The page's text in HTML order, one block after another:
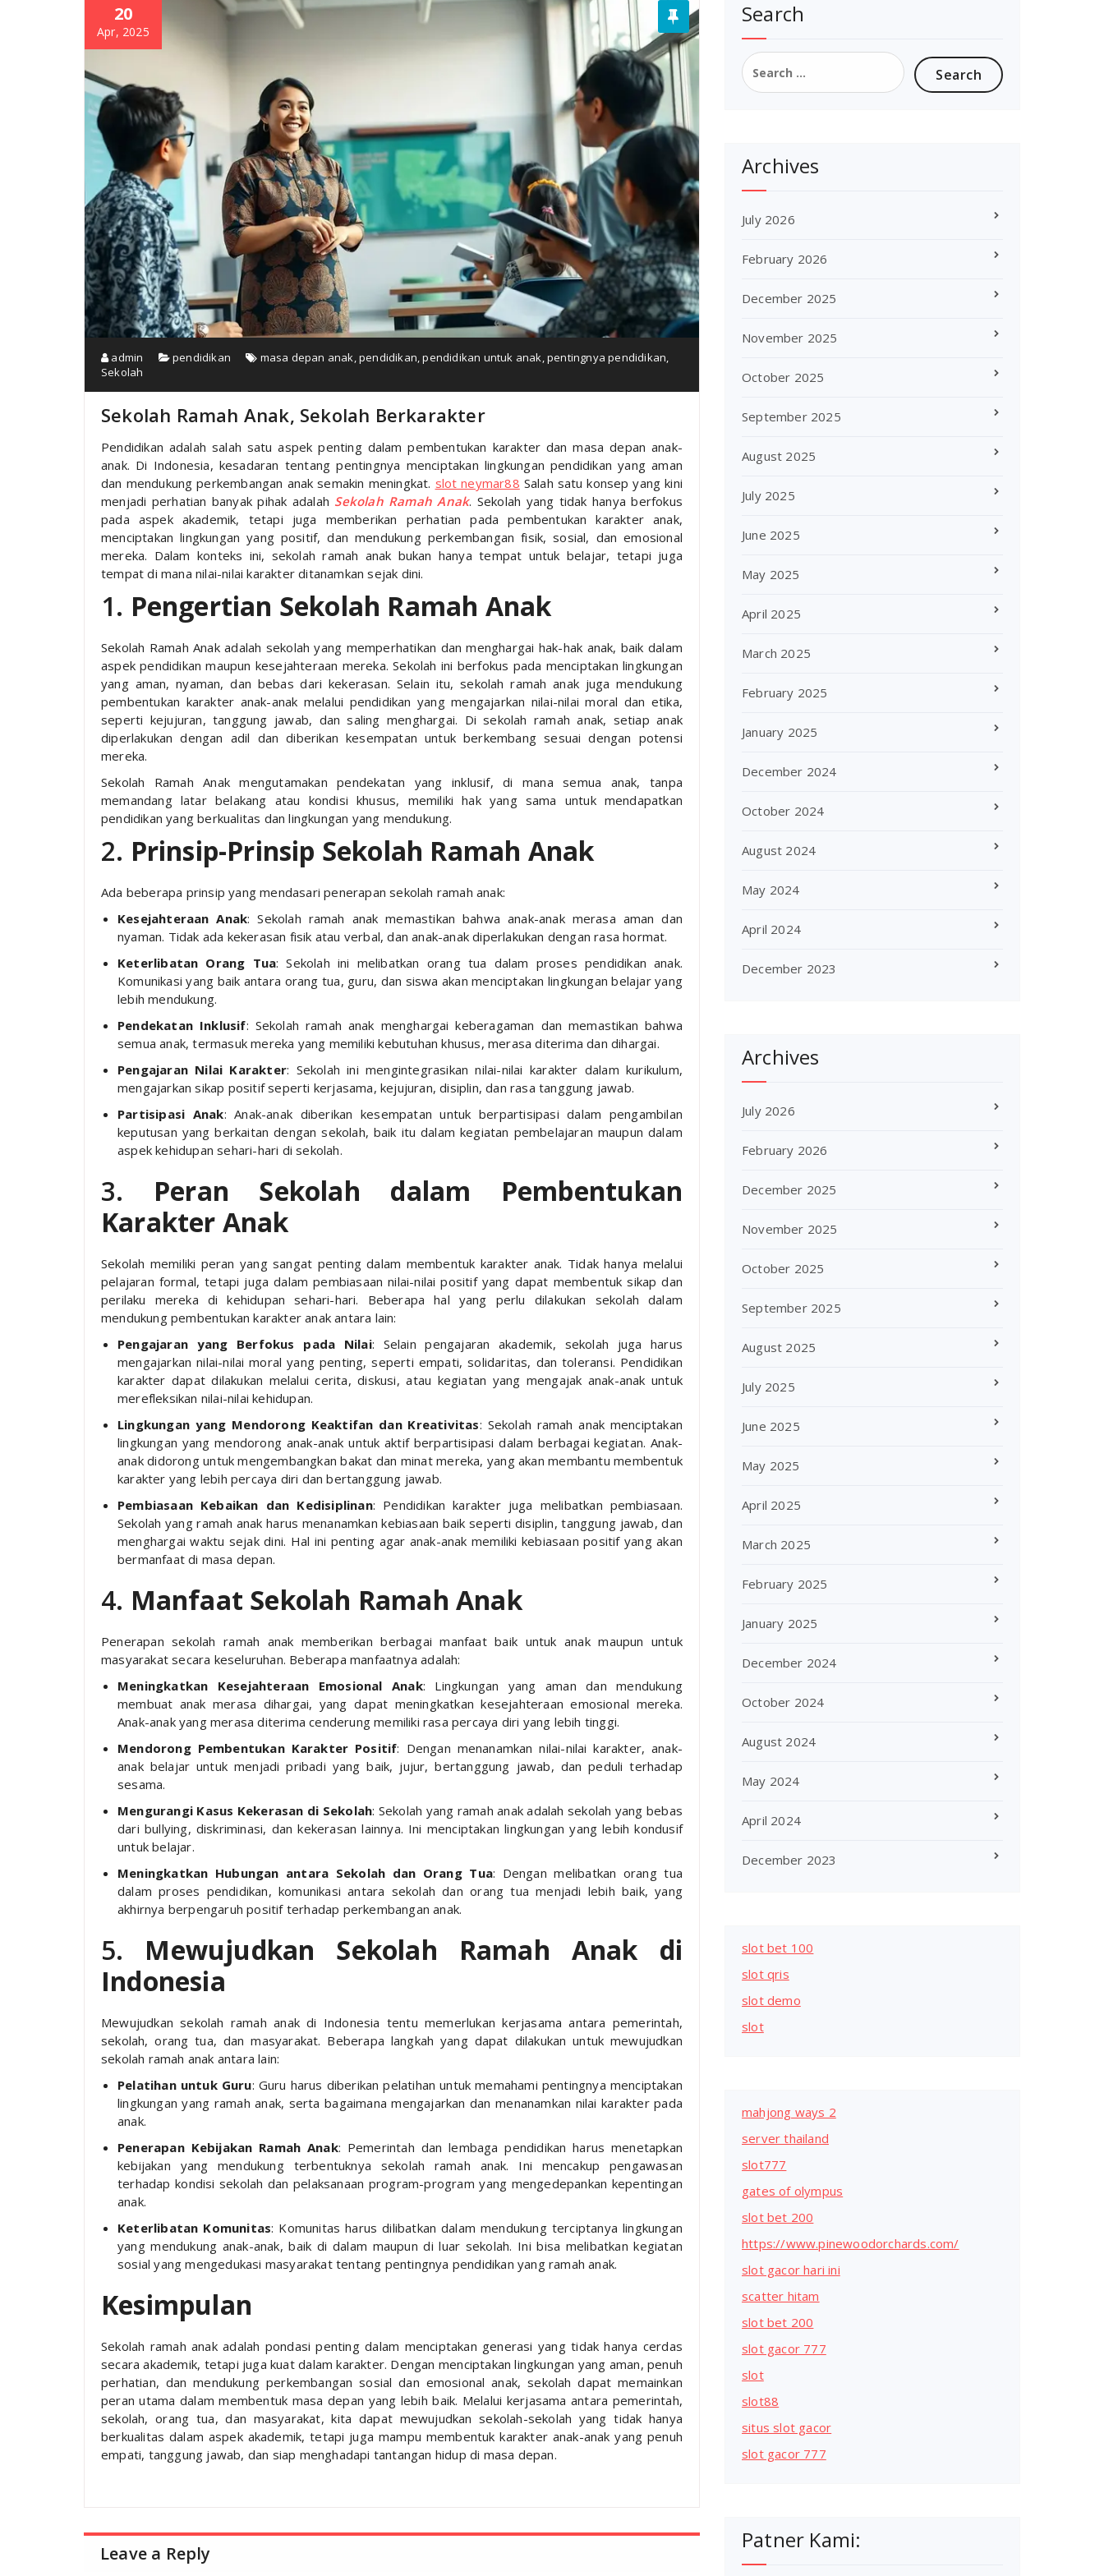
20
Apr, 2025
admin pendidikan masa depan anak,pendidikan,pendidikan untuk anak,pentingnya pendidikan,
Sekolah
Sekolah Ramah Anak, Sekolah Berkarakter
Pendidikan adalah salah satu aspek penting dalam pembentukan karakter dan masa depan anak-
anak. Di Indonesia, kesadaran tentang pentingnya menciptakan lingkungan pendidikan yang aman
dan mendukung perkembangan anak semakin meningkat. slot neymar88 Salah satu konsep yang kini
menjadi perhatian banyak pihak adalah Sekolah Ramah Anak. Sekolah yang tidak hanya berfokus
pada aspek akademik, tetapi juga memberikan perhatian pada pembentukan karakter anak,
menciptakan lingkungan yang positif, dan mendukung perkembangan fisik, sosial, dan emosional
mereka. Dalam konteks ini, sekolah ramah anak bukan hanya tempat untuk belajar, tetapi juga
tempat di mana nilai-nilai karakter ditanamkan sejak dini.
1. Pengertian Sekolah Ramah Anak
Sekolah Ramah Anak adalah sekolah yang memperhatikan dan menghargai hak-hak anak, baik dalam
aspek pendidikan maupun kesejahteraan mereka. Sekolah ini berfokus pada menciptakan lingkungan
yang aman, nyaman, dan bebas dari kekerasan. Selain itu, sekolah ramah anak juga mendukung
pembentukan karakter anak-anak melalui pendidikan yang mengajarkan nilai-nilai moral dan etika,
seperti kejujuran, tanggung jawab, dan saling menghargai. Di sekolah ramah anak, setiap anak
diperlakukan dengan adil dan diberikan kesempatan untuk berkembang sesuai dengan potensi
mereka.
Sekolah Ramah Anak mengutamakan pendekatan yang inklusif, di mana semua anak, tanpa
memandang latar belakang atau kondisi khusus, memiliki hak yang sama untuk mendapatkan
pendidikan yang berkualitas dan lingkungan yang mendukung.
2. Prinsip-Prinsip Sekolah Ramah Anak
Ada beberapa prinsip yang mendasari penerapan sekolah ramah anak:
Kesejahteraan Anak: Sekolah ramah anak memastikan bahwa anak-anak merasa aman dan
nyaman. Tidak ada kekerasan fisik atau verbal, dan anak-anak diperlakukan dengan rasa hormat.
Keterlibatan Orang Tua: Sekolah ini melibatkan orang tua dalam proses pendidikan anak.
Komunikasi yang baik antara orang tua, guru, dan siswa akan menciptakan lingkungan belajar yang
lebih mendukung.
Pendekatan Inklusif: Sekolah ramah anak menghargai keberagaman dan memastikan bahwa
semua anak, termasuk mereka yang memiliki kebutuhan khusus, merasa diterima dan dihargai.
Pengajaran Nilai Karakter: Sekolah ini mengintegrasikan nilai-nilai karakter dalam kurikulum,
mengajarkan sikap positif seperti kerjasama, kejujuran, disiplin, dan rasa tanggung jawab.
Partisipasi Anak: Anak-anak diberikan kesempatan untuk berpartisipasi dalam pengambilan
keputusan yang berkaitan dengan sekolah, baik itu dalam kegiatan pembelajaran maupun dalam
aspek kehidupan sehari-hari di sekolah.
3. Peran Sekolah dalam Pembentukan
Karakter Anak
Sekolah memiliki peran yang sangat penting dalam membentuk karakter anak. Tidak hanya melalui
pelajaran formal, tetapi juga dalam pembiasaan nilai-nilai positif yang dapat membentuk sikap dan
perilaku mereka di kehidupan sehari-hari. Beberapa hal yang perlu dilakukan sekolah dalam
mendukung pembentukan karakter anak antara lain:
Pengajaran yang Berfokus pada Nilai: Selain pengajaran akademik, sekolah juga harus
mengajarkan nilai-nilai moral yang penting, seperti empati, solidaritas, dan toleransi. Pendidikan
karakter dapat dilakukan melalui cerita, diskusi, atau kegiatan yang mengajak anak-anak untuk
merefleksikan nilai-nilai kehidupan.
Lingkungan yang Mendorong Keaktifan dan Kreativitas: Sekolah ramah anak menciptakan
lingkungan yang mendorong anak-anak untuk aktif berpartisipasi dalam berbagai kegiatan. Anak-
anak didorong untuk mengembangkan bakat dan minat mereka, yang akan membantu membentuk
karakter yang lebih percaya diri dan bertanggung jawab.
Pembiasaan Kebaikan dan Kedisiplinan: Pendidikan karakter juga melibatkan pembiasaan.
Sekolah yang ramah anak harus menanamkan kebiasaan baik seperti disiplin, tanggung jawab, dan
menghargai waktu sejak dini. Hal ini penting agar anak-anak memiliki kebiasaan positif yang akan
bermanfaat di masa depan.
4. Manfaat Sekolah Ramah Anak
Penerapan sekolah ramah anak memberikan berbagai manfaat baik untuk anak maupun untuk
masyarakat secara keseluruhan. Beberapa manfaatnya adalah:
Meningkatkan Kesejahteraan Emosional Anak: Lingkungan yang aman dan mendukung
membuat anak merasa dihargai, yang dapat meningkatkan kesejahteraan emosional mereka.
Anak-anak yang merasa diterima cenderung memiliki rasa percaya diri yang lebih tinggi.
Mendorong Pembentukan Karakter Positif: Dengan menanamkan nilai-nilai karakter, anak-
anak belajar untuk menjadi pribadi yang baik, jujur, bertanggung jawab, dan peduli terhadap
sesama.
Mengurangi Kasus Kekerasan di Sekolah: Sekolah yang ramah anak adalah sekolah yang bebas
dari bullying, diskriminasi, dan kekerasan lainnya. Ini menciptakan lingkungan yang lebih kondusif
untuk belajar.
Meningkatkan Hubungan antara Sekolah dan Orang Tua: Dengan melibatkan orang tua
dalam proses pendidikan, komunikasi antara sekolah dan orang tua menjadi lebih baik, yang
akhirnya berpengaruh positif terhadap perkembangan anak.
5. Mewujudkan Sekolah Ramah Anak di
Indonesia
Mewujudkan sekolah ramah anak di Indonesia tentu memerlukan kerjasama antara pemerintah,
sekolah, orang tua, dan masyarakat. Beberapa langkah yang dapat dilakukan untuk mewujudkan
sekolah ramah anak antara lain:
Pelatihan untuk Guru: Guru harus diberikan pelatihan untuk memahami pentingnya menciptakan
lingkungan yang ramah anak, serta bagaimana mengajarkan dan menanamkan nilai karakter pada
anak.
Penerapan Kebijakan Ramah Anak: Pemerintah dan lembaga pendidikan harus menetapkan
kebijakan yang mendukung terbentuknya sekolah ramah anak. Ini mencakup pengawasan
terhadap kondisi sekolah dan pelaksanaan program-program yang mengedepankan kepentingan
anak.
Keterlibatan Komunitas: Komunitas harus dilibatkan dalam mendukung terciptanya lingkungan
yang mendukung anak-anak, baik di dalam maupun di luar sekolah. Ini bisa melibatkan kegiatan
sosial yang mengedukasi masyarakat tentang pentingnya pendidikan yang ramah anak.
Kesimpulan
Sekolah ramah anak adalah pondasi penting dalam menciptakan generasi yang tidak hanya cerdas
secara akademik, tetapi juga kuat dalam karakter. Dengan menciptakan lingkungan yang aman, penuh
perhatian, dan mendukung perkembangan sosial dan emosional anak, sekolah dapat memainkan
peran utama dalam membentuk masa depan yang lebih baik. Melalui kerjasama antara pemerintah,
sekolah, orang tua, dan masyarakat, kita dapat mewujudkan sekolah-sekolah yang tidak hanya
berkualitas dalam aspek akademik, tetapi juga mampu membentuk karakter anak-anak yang penuh
empati, tanggung jawab, dan siap menghadapi tantangan hidup di masa depan.
Leave a Reply
Search
Search
for:
Archives
July 2026
February 2026
December 2025
November 2025
October 2025
September 2025
August 2025
July 2025
June 2025
May 2025
April 2025
March 2025
February 2025
January 2025
December 2024
October 2024
August 2024
May 2024
April 2024
December 2023
Archives
July 2026
February 2026
December 2025
November 2025
October 2025
September 2025
August 2025
July 2025
June 2025
May 2025
April 2025
March 2025
February 2025
January 2025
December 2024
October 2024
August 2024
May 2024
April 2024
December 2023
slot bet 100
slot qris
slot demo
slot
mahjong ways 2
server thailand
slot777
gates of olympus
slot bet 200
https://www.pinewoodorchards.com/
slot gacor hari ini
scatter hitam
slot bet 200
slot gacor 777
slot
slot88
situs slot gacor
slot gacor 777
Patner Kami: